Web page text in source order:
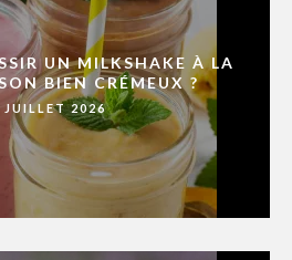
UN MILKSHAKE À LA
BIEN CRÉMEUX ?
JUILLET 2026